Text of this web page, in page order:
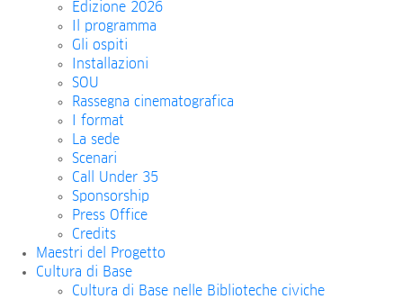
Edizione 2026
Il programma
Gli ospiti
Installazioni
SOU
Rassegna cinematografica
I format
La sede
Scenari
Call Under 35
Sponsorship
Press Office
Credits
Maestri del Progetto
Cultura di Base
Cultura di Base nelle Biblioteche civiche